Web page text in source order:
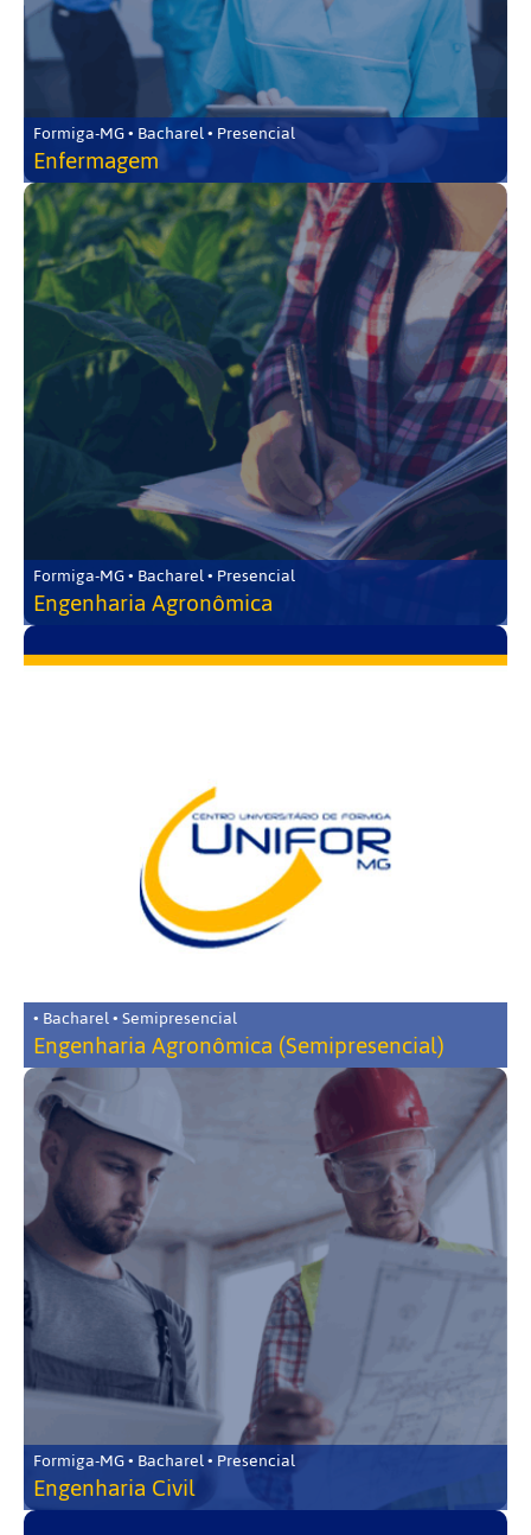
Formiga-MG • Bacharel • Presencial
Enfermagem
Formiga-MG • Bacharel • Presencial
Engenharia Agronômica
• Bacharel • Semipresencial
Engenharia Agronômica (Semipresencial)
Formiga-MG • Bacharel • Presencial
Engenharia Civil